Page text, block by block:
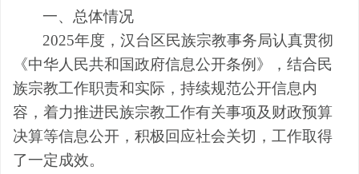
一、总体情况
2025年度 ，汉台区民族宗教事务局认真贯彻
《中华人民共和国政府信息公开条例》
，结合民
族宗教工作职责和实际，持续规范公开信息内
容 ， 着力推进民族宗教工作有关事项及财政预算
决算等信息公开，积极回应社会关切，工作取得
了一定成效。